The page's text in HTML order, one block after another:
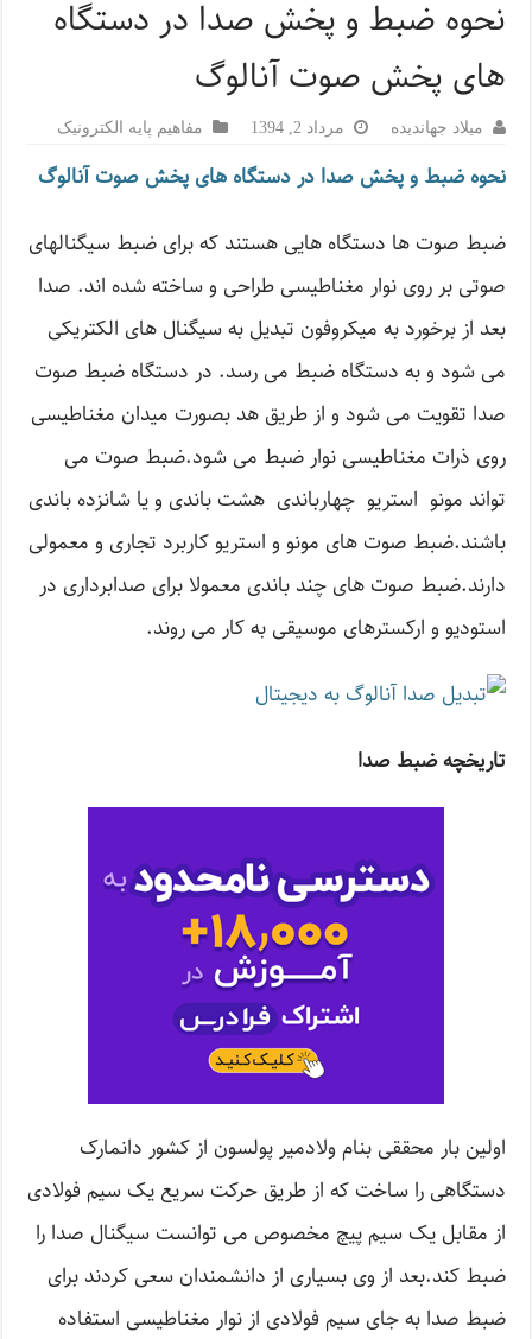
نحوه ضبط و پخش صدا در دستگاه
های پخش صوت آنالوگ
میلاد جهاندیده مرداد 2, 1394 مفاهیم پایه الکترونیک
نحوه ضبط و پخش صدا در دستگاه های پخش صوت آنالوگ
ضبط صوت ها دستگاه هایی هستند که برای ضبط سیگنالهای
صوتی بر روی نوار مغناطیسی طراحی و ساخته شده اند. صدا
بعد از برخورد به میکروفون تبدیل به سیگنال های الکتریکی
می شود و به دستگاه ضبط می رسد. در دستگاه ضبط صوت
صدا تقویت می شود و از طریق هد بصورت میدان مغناطیسی
روی ذرات مغناطیسی نوار ضبط می شود.ضبط صوت می
تواند مونو استریو چهارباندی هشت باندی و یا شانزده باندی
باشند.ضبط صوت های مونو و استریو کاربرد تجاری و معمولی
دارند.ضبط صوت های چند باندی معمولا برای صدابرداری در
استودیو و ارکسترهای موسیقی به کار می روند.
تاریخچه ضبط صدا
اولین بار محققی بنام ولادمیر پولسون از کشور دانمارک
دستگاهی را ساخت که از طریق حرکت سریع یک سیم فولادی
از مقابل یک سیم پیچ مخصوص می توانست سیگنال صدا را
ضبط کند.بعد از وی بسیاری از دانشمندان سعی کردند برای
ضبط صدا به جای سیم فولادی از نوار مغناطیسی استفاده